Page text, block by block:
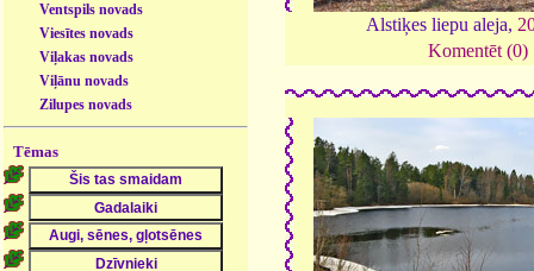
Ventspils novads
Viesītes novads
Viļakas novads
Viļānu novads
Zilupes novads
Tēmas
Alstiķes liepu aleja,
Komentēt (0)